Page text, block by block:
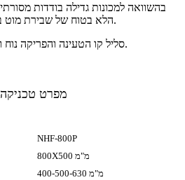
הלא בטוח של שבירת מוט בורג המיקום במהירות גבוהה.
6. סליל קו הטעינה והפריקה נוח ובעל עוצמת עבודה נמוכה.
מפרט טכניקה
NHF-800P
800X500 מ"מ
400-500-630 מ"מ